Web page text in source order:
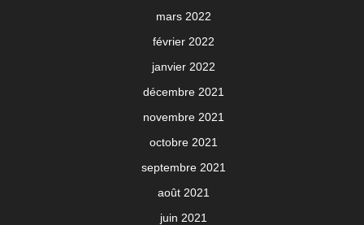
mars 2022
février 2022
janvier 2022
décembre 2021
novembre 2021
octobre 2021
septembre 2021
août 2021
juin 2021